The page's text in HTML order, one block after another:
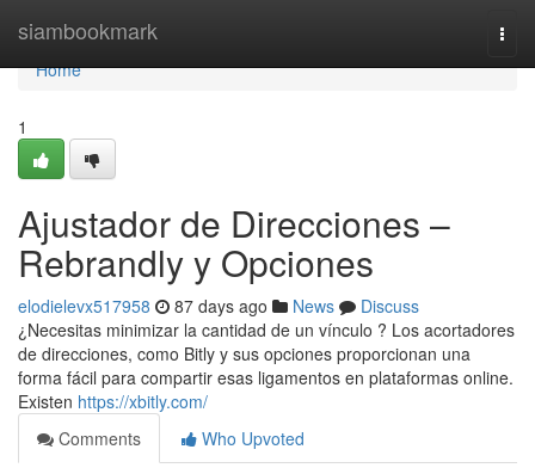
siambookmark
Home
Home
1
Ajustador de Direcciones –
Rebrandly y Opciones
elodielevx517958 87 days ago News
Discuss
¿Necesitas minimizar la cantidad de un vínculo ? Los acortadores
de direcciones, como Bitly y sus opciones proporcionan una
forma fácil para compartir esas ligamentos en plataformas online.
Existen https://xbitly.com/
Comments
Who Upvoted